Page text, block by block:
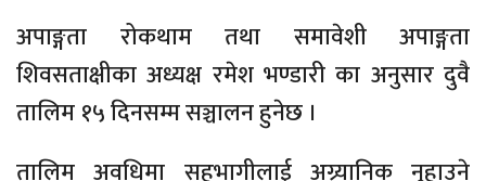
अपाङ्गता रोकथाम तथा समावेशी अपाङ्गता
शिवसताक्षीका अध्यक्ष रमेश भण्डारी का अनुसार दुवै
तालिम १५ दिनसम्म सञ्चालन हुनेछ ।